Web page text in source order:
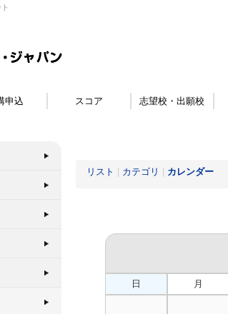
申込 スコア 志望校・出願校
リスト カテゴリ カレンダー
日 月